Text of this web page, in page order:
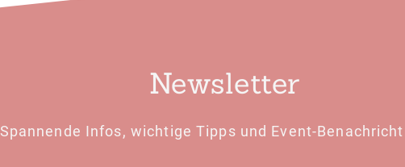
Newsletter
Spannende Infos, wichtige Tipps und Event-